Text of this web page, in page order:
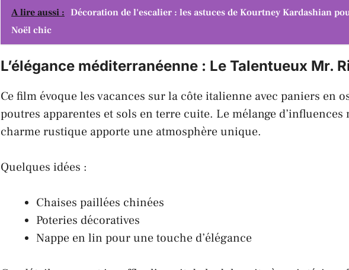
A lire aussi : Décoration de l'escalier : les astuces de Kourtney Kardashian
Noël chic
L’élégance méditerranéenne : Le Talentueux Mr.
Cefilm évoque les vacances sur la côte italienne avec paniers en
poutres apparentes et sols en terre cuite. Le mélange
charme rustique apporte une atmosphère unique.
Quelques idées :
Chaises paillées chinées
Poteries décoratives
Nappe en lin pour une touche d’élégance